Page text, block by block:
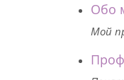
Обо
Мой